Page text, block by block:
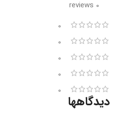
0 reviews
0
0
0
0
0
دیدگاهها